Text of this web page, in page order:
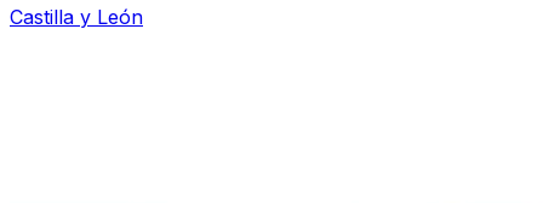
Castilla y León